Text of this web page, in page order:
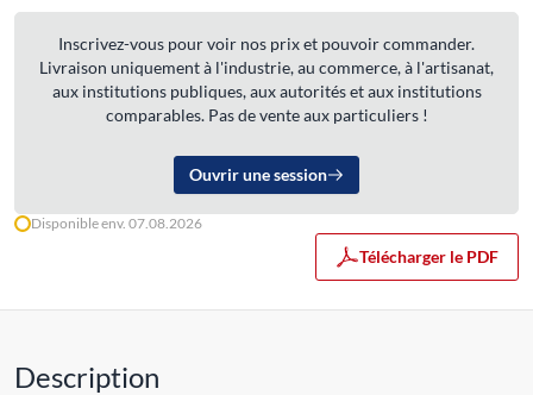
Inscrivez-vous pour voir nos prix et pouvoir commander.
Livraison uniquement à l'industrie, au commerce, à l'artisanat,
aux institutions publiques, aux autorités et aux institutions
comparables. Pas de vente aux particuliers !
Ouvrir une session
Disponible env. 07.08.2026
Télécharger le PDF
Description